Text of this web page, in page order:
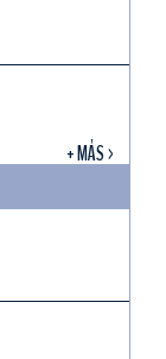
+ MÁS >